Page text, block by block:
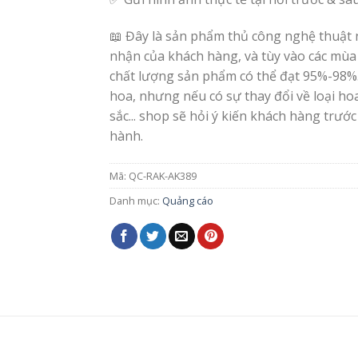
📖 Đây là sản phẩm thủ công nghệ thuật
nhận của khách hàng, và tùy vào các
chất lượng sản phẩm có thể đạt 95%-
hoa, nhưng nếu có sự thay đổi về loại
sắc... shop sẽ hỏi ý kiến khách hàng
hành.
Mã: QC-RAK-AK389
Danh mục: Quảng cáo